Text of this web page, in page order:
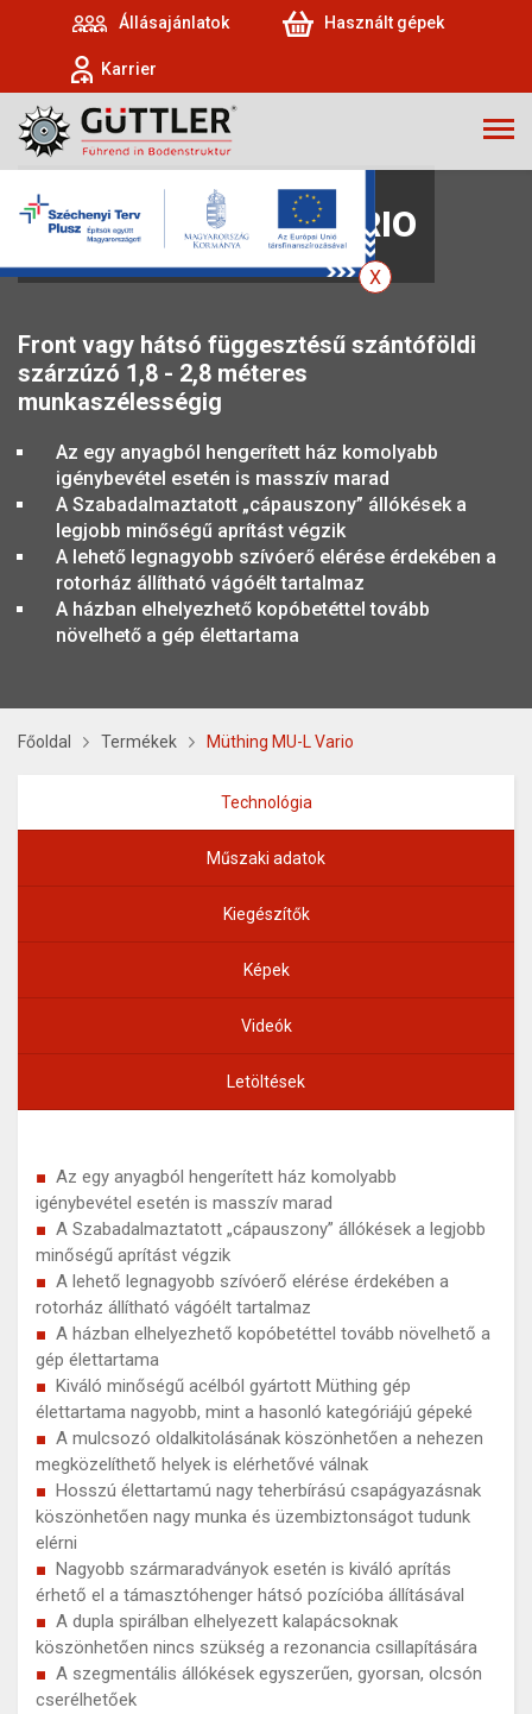
Állásajánlatok Használt gépek
Karrier
MÜTHING MU-L VARIO
Front vagy hátsó függesztésű szántóföldi
szárzúzó 1,8 - 2,8 méteres
munkaszélességig
Az egy anyagból hengerített ház komolyabb
igénybevétel esetén is masszív marad
A Szabadalmaztatott „cápauszony” állókések a
legjobb minőségű aprítást végzik
A lehető legnagyobb szívóerő elérése érdekében a
rotorház állítható vágóélt tartalmaz
A házban elhelyezhető kopóbetéttel tovább
növelhető a gép élettartama
Főoldal Termékek Müthing MU-L Vario
Technológia
Műszaki adatok
Kiegészítők
Képek
Videók
Letöltések
Az egy anyagból hengerített ház komolyabb
igénybevétel esetén is masszív marad
A Szabadalmaztatott „cápauszony” állókések a legjobb
minőségű aprítást végzik
A lehető legnagyobb szívóerő elérése érdekében a
rotorház állítható vágóélt tartalmaz
A házban elhelyezhető kopóbetéttel tovább növelhető a
gép élettartama
Kiváló minőségű acélból gyártott Müthing gép
élettartama nagyobb, mint a hasonló kategóriájú gépeké
A mulcsozó oldalkitolásának köszönhetően a nehezen
megközelíthető helyek is elérhetővé válnak
Hosszú élettartamú nagy teherbírású csapágyazásnak
köszönhetően nagy munka és üzembiztonságot tudunk
elérni
Nagyobb szármaradványok esetén is kiváló aprítás
érhető el a támasztóhenger hátsó pozícióba állításával
A dupla spirálban elhelyezett kalapácsoknak
köszönhetően nincs szükség a rezonancia csillapítására
A szegmentális állókések egyszerűen, gyorsan, olcsón
cserélhetőek